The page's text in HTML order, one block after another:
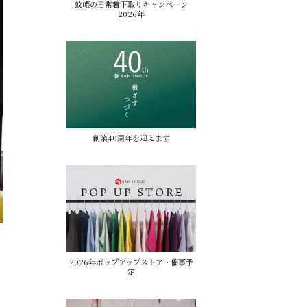
蚊帳の日常着下取りキャンペーン
2026年
創業40周年を迎えます
2026年ポップアップストア・催事予
定